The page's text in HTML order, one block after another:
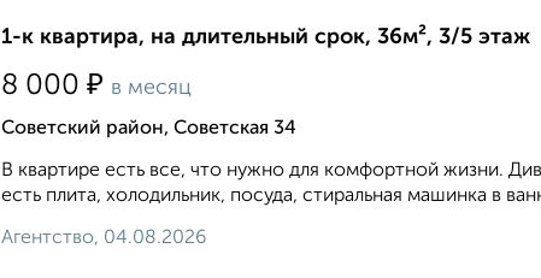
1-к квартира, на длительный срок, 36м², 3/5 этаж
8 000 ₽ в месяц
Советский район, Советская 34
В квартире есть все, что нужно для комфортной жизни.
есть плита, холодильник, посуда, стиральная машинка в
Агентство, 04.08.2026